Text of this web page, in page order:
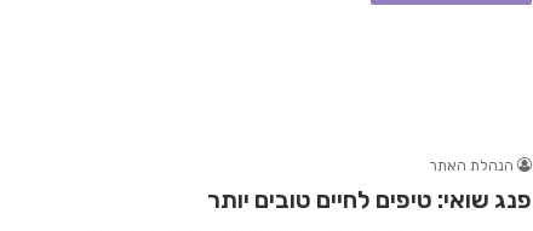
הנהלת האתר
פנג שואי: טיפים לחיים טובים יותר